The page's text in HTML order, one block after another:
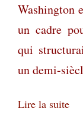
Washington
un cadre
qui
un demi-
Lire la suite